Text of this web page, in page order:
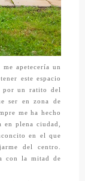
apetecería un
este espacio
por un ratito del
ser en zona de
me ha hecho
plena ciudad,
en el que
del centro.
con la mitad de